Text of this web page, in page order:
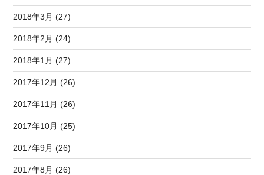
2018年3月 (27)
2018年2月 (24)
2018年1月 (27)
2017年12月 (26)
2017年11月 (26)
2017年10月 (25)
2017年9月 (26)
2017年8月 (26)